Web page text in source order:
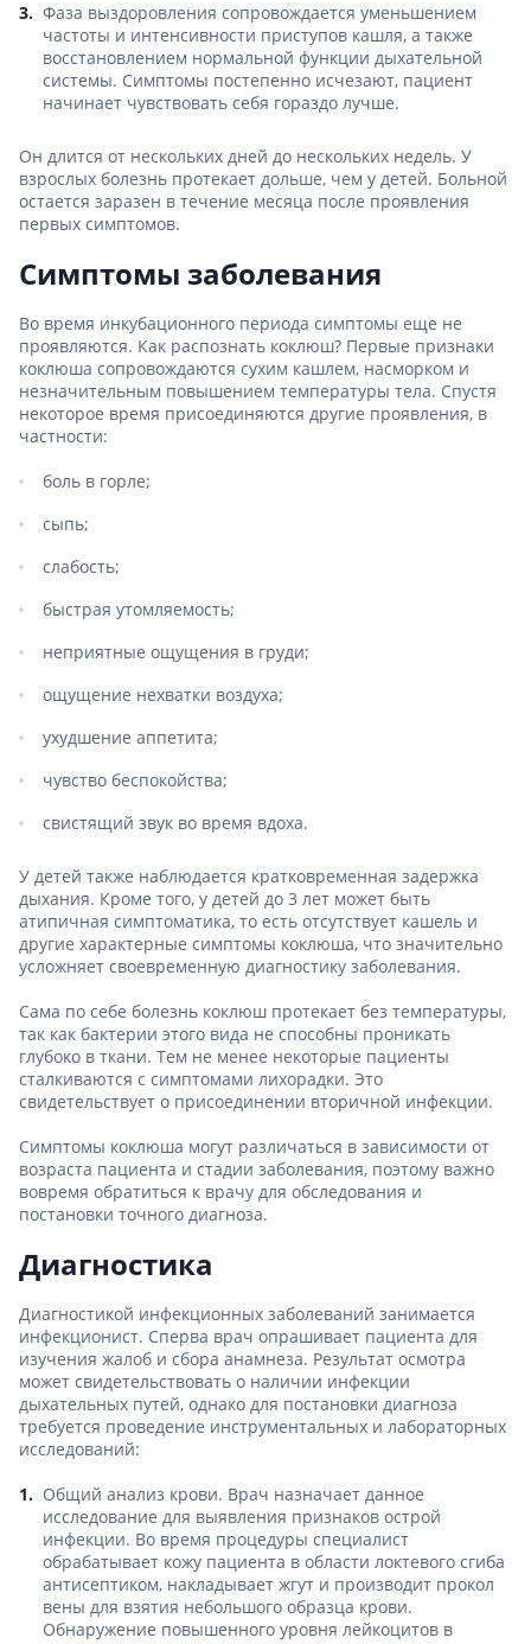
Фаза выздоровления сопровождается уменьшением
частоты и интенсивности приступов кашля, а также
восстановлением нормальной функции дыхательной
системы. Симптомы постепенно исчезают, пациент
начинает чувствовать себя гораздо лучше.
Он длится от нескольких дней до нескольких недель. У
взрослых болезнь протекает дольше, чем у детей. Больной
остается заразен в течение месяца после проявления
первых симптомов.
Симптомы заболевания
Во время инкубационного периода симптомы еще не
проявляются. Как распознать коклюш? Первые признаки
коклюша сопровождаются сухим кашлем, насморком и
незначительным повышением температуры тела. Спустя
некоторое время присоединяются другие проявления, в
частности:
боль в горле;
сыпь;
слабость;
быстрая утомляемость;
неприятные ощущения в груди;
ощущение нехватки воздуха;
ухудшение аппетита;
чувство беспокойства;
свистящий звук во время вдоха.
У детей также наблюдается кратковременная задержка
дыхания. Кроме того, у детей до 3 лет может быть
атипичная симптоматика, то есть отсутствует кашель и
другие характерные симптомы коклюша, что значительно
усложняет своевременную диагностику заболевания.
Сама по себе болезнь коклюш протекает без температуры,
так как бактерии этого вида не способны проникать
глубоко в ткани. Тем не менее некоторые пациенты
сталкиваются с симптомами лихорадки. Это
свидетельствует о присоединении вторичной инфекции.
Симптомы коклюша могут различаться в зависимости от
возраста пациента и стадии заболевания, поэтому важно
вовремя обратиться к врачу для обследования и
постановки точного диагноза.
Диагностика
Диагностикой инфекционных заболеваний занимается
инфекционист. Сперва врач опрашивает пациента для
изучения жалоб и сбора анамнеза. Результат осмотра
может свидетельствовать о наличии инфекции
дыхательных путей, однако для постановки диагноза
требуется проведение инструментальных и лабораторных
исследований:
Общий анализ крови. Врач назначает данное
исследование для выявления признаков острой
инфекции. Во время процедуры специалист
обрабатывает кожу пациента в области локтевого сгиба
антисептиком, накладывает жгут и производит прокол
вены для взятия небольшого образца крови.
Обнаружение повышенного уровня лейкоцитов в